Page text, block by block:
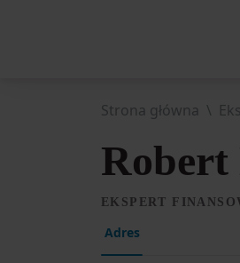
Strona główna
Robert
EKSPERT
Adres